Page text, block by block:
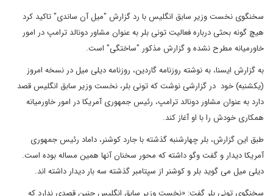
سخنگوی نخست وزیر سابق انگلیس با رد گزارش "میل آن ساندی" تاکید کرد
هیچ گونه بحثی درباره فعالیت تونی بلر به عنوان مشاور دونالد ترامپ در امور
خاورمیانه مطرح نشده و گزارش مذکور "ساختگی" است.
به گزارش ایسنا، به نوشته روزنامه گاردین، روزنامه دیلی میل در نسخه امروز
(یکشنبه) خود در گزارشی نوشت که تونی بلر، نخست وزیر سابق انگلیس قصد
دارد به عنوان مشاور دونالد ترامپ، رئیس جمهوری آمریکا در امور خاورمیانه
همکاری خودش را با او آغاز کند.
طبق این گزارش، بلر چهارشنبه گذشته با جارد کوشنر، داماد رئیس جمهوری
آمریکا دیدار و گفت وگو داشته که محور سخنان آنها همین مساله بوده است.
دیلی میل می گوید بلر و کوشنر از سپتامبر گذشته سه بار دیدار داشته اند.
سخنگوی تونی بلر گفت: «نخست وزیر سابق انگلیس چنین قصدی ندارد که